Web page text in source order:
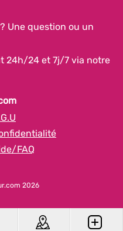
Une question ou un
24h/24 et 7j/7 via notre
FAQ
2026